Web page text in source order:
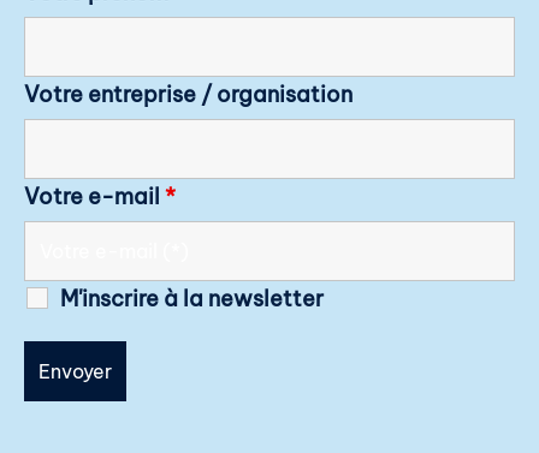
Votre entreprise / organisation
Votre e-mail *
M'inscrire à la newsletter